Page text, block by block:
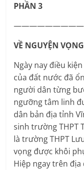
PHẦN 3
VỀ NGUYỆN
Ngày nay điều
của đất nước đã
người dân từng
ngưỡng tâm linh
dân bản địa tỉnh
sinh trường THPT
là trường THPT
vọng được khôi
Hiệp ngay trên